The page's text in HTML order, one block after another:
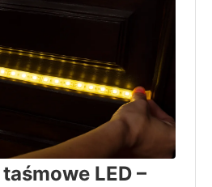
LED –